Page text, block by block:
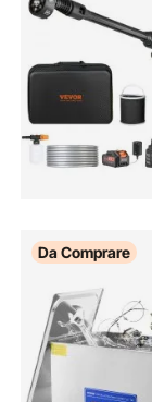
Da Comprare